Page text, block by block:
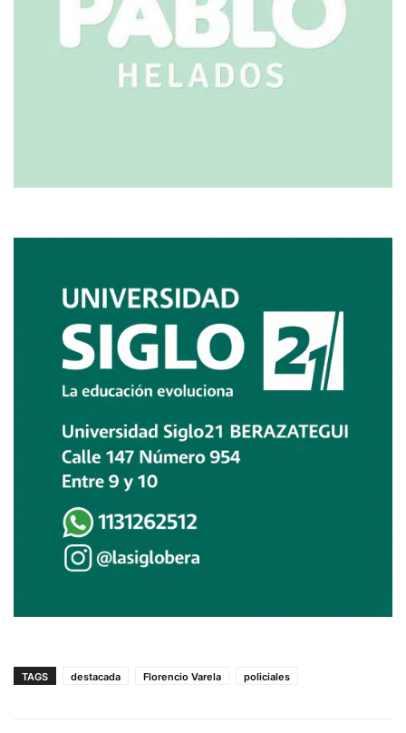
TAGS destacada Florencio Varela policiales